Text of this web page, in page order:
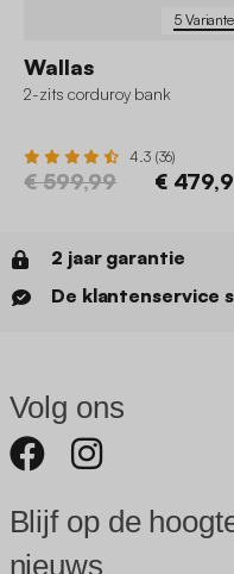
5
Wallas
2-zits corduroy bank
4.3 (36)
€ 599,99 €
2 jaar garantie
De klantenservice
Volg ons
Blijf op de
nieuws